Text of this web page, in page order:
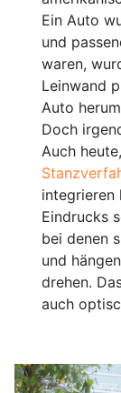
Ein Auto
und
waren,
Leinwand
Auto
Doch
Auch
integrieren
Eindrucks
bei denen
und
drehen.
auch